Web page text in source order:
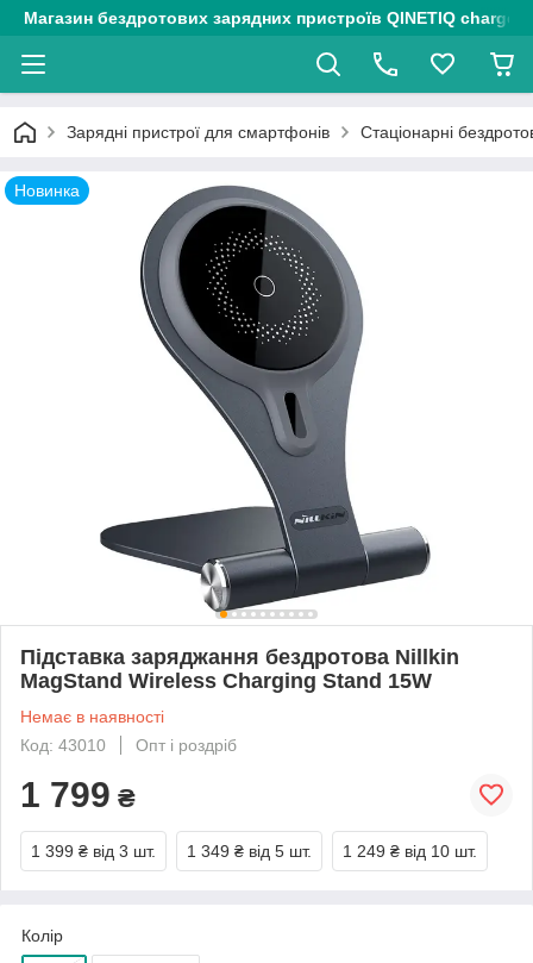
Магазин бездротових зарядних пристроїв QINETIQ chargers
Зарядні пристрої для смартфонів Стаціонарні
Новинка
Підставка заряджання бездротова Nillkin
MagStand Wireless Charging Stand 15W
Немає в наявності
Код: 43010
Опт і роздріб
1 799 ₴
1 399 ₴ від 3 шт. 1 349 ₴ від 5 шт. 1 249 ₴ від 10 шт.
Колір